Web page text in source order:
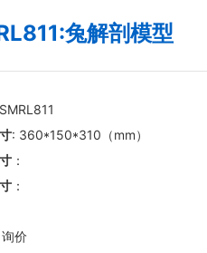
兔解剖模型
SMRL811
: 360*150*310（mm）
：
：
询价